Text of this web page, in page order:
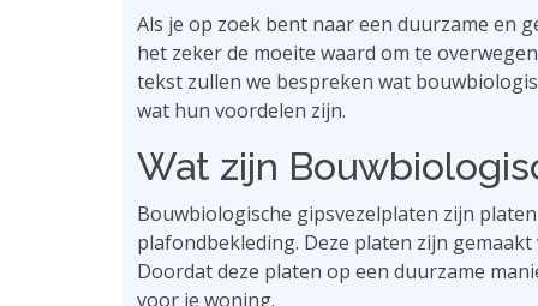
Als je op zoek bent naar een duurzame en
het zeker de moeite waard om te
tekst zullen we bespreken wat
wat hun voordelen zijn.
Wat zijn
Bouwbiologische gipsvezelplaten zijn
plafondbekleding. Deze platen zijn
Doordat deze platen op een duurzame
voor je woning.